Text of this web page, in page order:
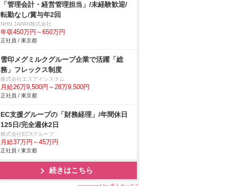
「管理会計・経営管理担当」/未経験歓迎/
転勤なし/賞与年2回
NHN JAPAN株式会社
年収450万円～650万円
正社員 / 東京都
雪印メグミルクグループ企業で活躍「総
務」フレックス制度
株式会社エスアイシステム
月給26万9,500円～28万9,500円
正社員 / 東京都
EC支援グループの「財務経理」/年間休日
125日/完全週休2日
株式会社ECXグループ
月給37万円～45万円
正社員 / 東京都
続きはこちら